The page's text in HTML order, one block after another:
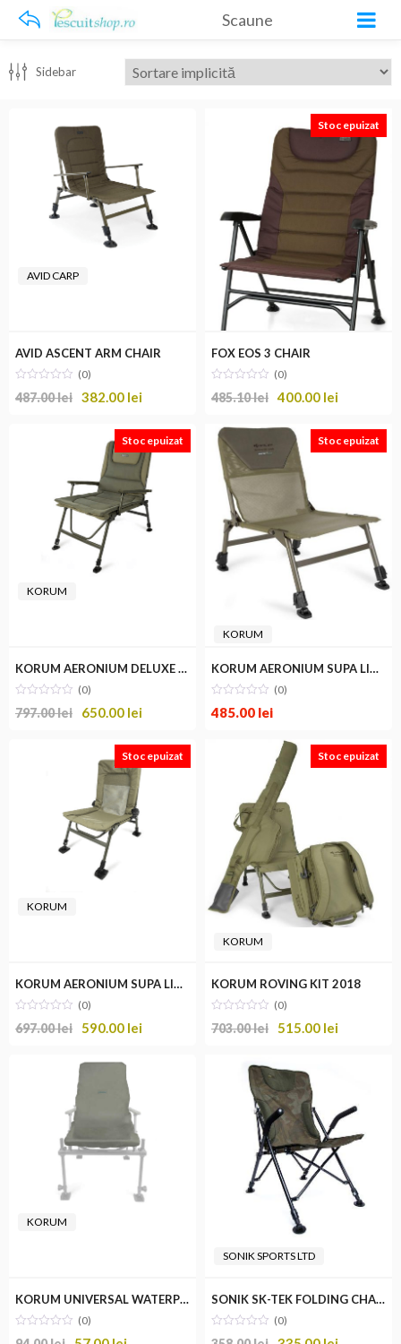
Scaune
Sidebar
AVID CARP
AVID ASCENT ARM CHAIR
(0)
487.00lei 382.00 lei
Stoc epuizat
FOX
FOX EOS 3 CHAIR
(0)
485.10lei 400.00 lei
Stoc epuizat
KORUM
KORUM AERONIUM DELUXE SUPA LITE CHAIR
(0)
797.00lei 650.00 lei
Stoc epuizat
KORUM
KORUM AERONIUM SUPA LITE CHAIR V2
(0)
485.00 lei
Stoc epuizat
KORUM
KORUM AERONIUM SUPA LITE RECLINER
(0)
697.00lei 590.00 lei
Stoc epuizat
KORUM
KORUM ROVING KIT 2018
(0)
703.00lei 515.00 lei
KORUM
KORUM UNIVERSAL WATERPROOF CHAIR COVER
(0)
SONIK SPORTS LTD
SONIK SK-TEK FOLDING CHAIR STANDARD
(0)